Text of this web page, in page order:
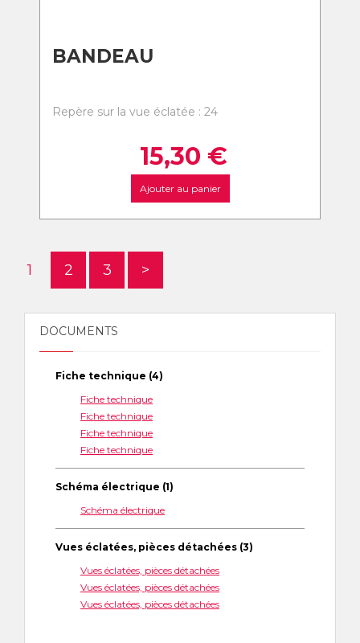
BANDEAU
Repère sur la vue éclatée : 24
15,30 €
Ajouter au panier
1 2 3 >
DOCUMENTS
Fiche technique (4)
Fiche technique
Fiche technique
Fiche technique
Fiche technique
Schéma électrique (1)
Schéma électrique
Vues éclatées, pièces détachées (3)
Vues éclatées, pièces détachées
Vues éclatées, pièces détachées
Vues éclatées, pièces détachées